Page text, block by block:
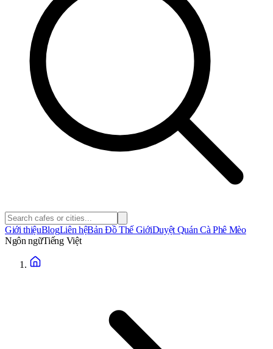
Giới thiệuBlogLiên hệBản Đồ Thế GiớiDuyệt Quán Cà Phê Mèo
Ngôn ngữTiếng Việt